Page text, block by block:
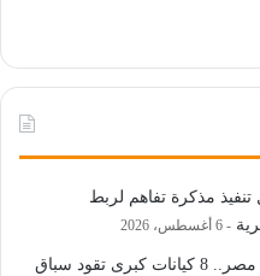
مذكرة تفاهم لربط
6 أغسطس، 2026
شركات التعدين العالمية العاملة في مصر.. 8 كيانات كبرى تقود سباق